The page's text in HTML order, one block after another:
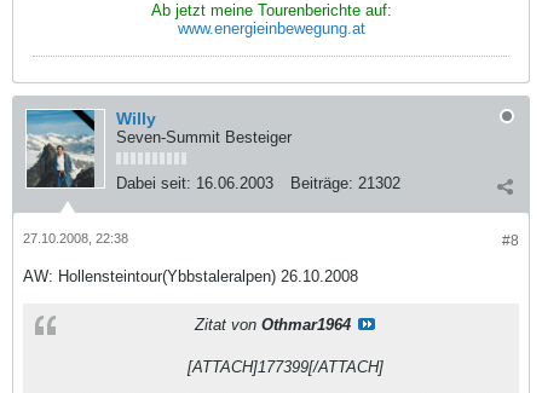
Ab jetzt meine Tourenberichte auf:
www.energieinbewegung.at
Willy
Seven-Summit Besteiger
Dabei seit: 16.06.2003 Beiträge: 21302
#8
27.10.2008, 22:38
AW: Hollensteintour(Ybbstaleralpen) 26.10.2008
Zitat von Othmar1964
[ATTACH]177399[/ATTACH]